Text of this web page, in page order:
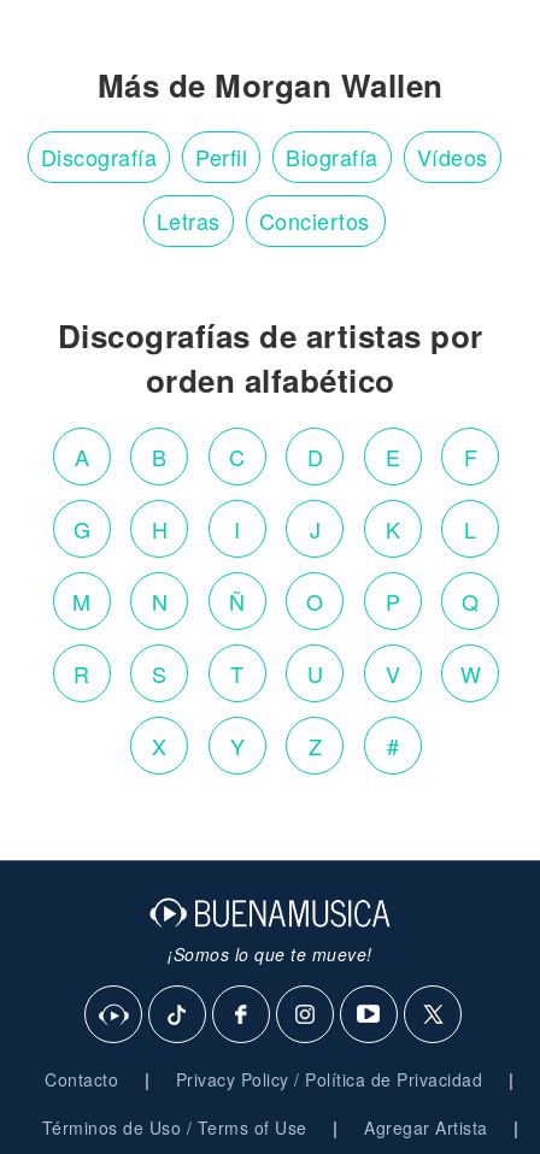
Más de Morgan Wallen
Discografía Perfil Biografía Vídeos
Letras Conciertos
Discografías de artistas por
orden alfabético
A B C D E F
G H I J K L
M N Ñ O P Q
R S T U V W
X Y Z #
¡Somos lo que te mueve!
Contacto | Privacy Policy / Política de Privacidad |
Términos de Uso / Terms of Use | Agregar Artista |